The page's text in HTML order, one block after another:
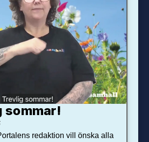
sommar!
redaktion vill önska alla